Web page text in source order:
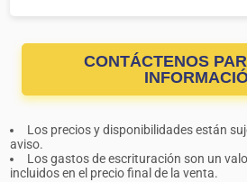
CONTÁCTENOS
Los precios y disponibilidades están
aviso.
Los gastos de escrituración son un
incluidos en el precio final de la venta.